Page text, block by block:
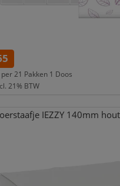
per21 Pakken 1 Doos
21% BTW
IEZZY 140mm